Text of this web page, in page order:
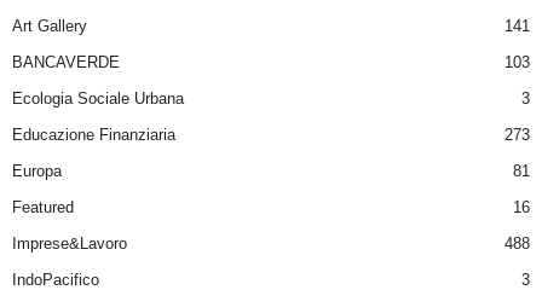
Art Gallery
141
BANCAVERDE
103
Ecologia Sociale Urbana
3
Educazione Finanziaria
273
Europa
81
Featured
16
Imprese&Lavoro
488
IndoPacifico
3